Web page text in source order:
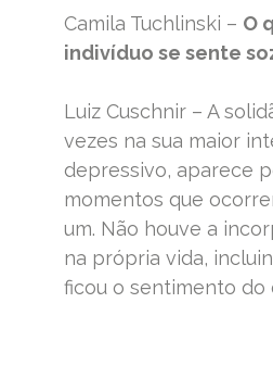
Camila Tuchlinski – O
indivíduo se sente
Luiz Cuschnir – A
vezes na sua maior
depressivo, aparece
momentos que
um. Não houve a
na própria vida,
ficou o sentimento do